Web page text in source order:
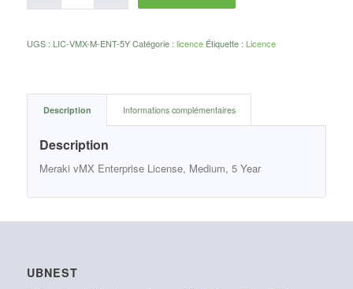
UGS : LIC-VMX-M-ENT-5Y Catégorie : licence Étiquette : Licence
Description Informations complémentaires
Description
Meraki vMX Enterprise License, Medium, 5 Year
UBNEST